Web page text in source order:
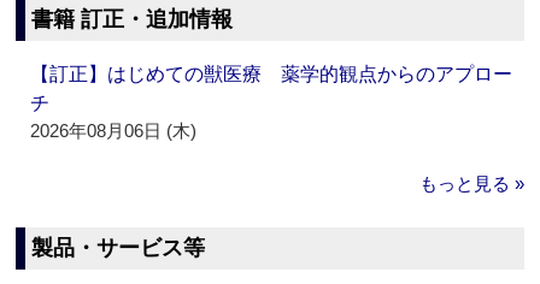
書籍 訂正・追加情報
【訂正】はじめての獣医療 薬学的観点からのアプロー
チ
2026年08月06日 (木)
もっと見る »
製品・サービス等